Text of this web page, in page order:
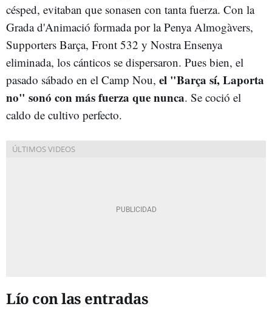
césped, evitaban que sonasen con tanta fuerza. Con la
Grada d'Animació formada por la Penya Almogàvers,
Supporters Barça, Front 532 y Nostra Ensenya
eliminada, los cánticos se dispersaron. Pues bien, el
pasado sábado en el Camp Nou, el "Barça sí, Laporta
no" sonó con más fuerza que nunca. Se coció el
caldo de cultivo perfecto.
Lío con las entradas